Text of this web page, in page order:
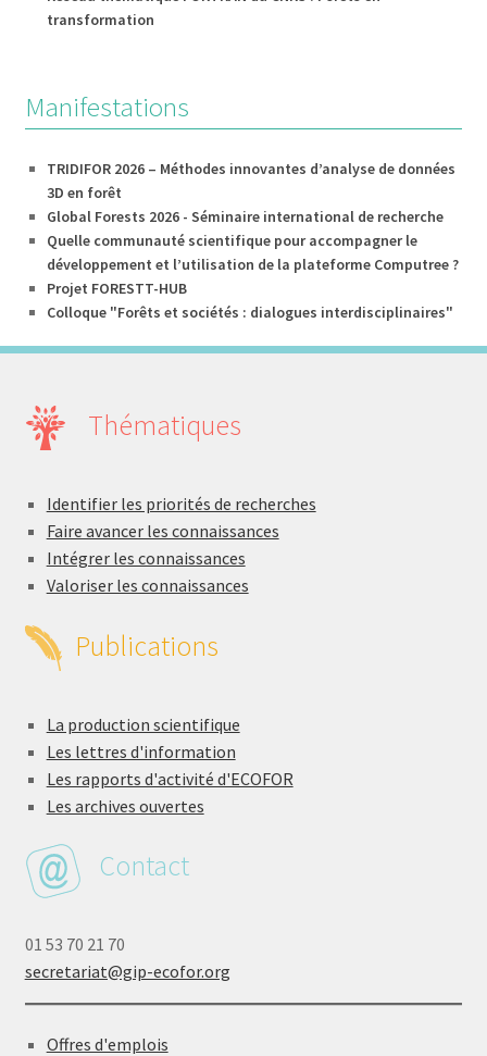
transformation
Manifestations
TRIDIFOR 2026 – Méthodes innovantes d’analyse de données
3D en forêt
Global Forests 2026 - Séminaire international de recherche
Quelle communauté scientifique pour accompagner le
développement et l’utilisation de la plateforme Computree ?
Projet FORESTT-HUB
Colloque "Forêts et sociétés : dialogues interdisciplinaires"
Thématiques
Identifier les priorités de recherches
Faire avancer les connaissances
Intégrer les connaissances
Valoriser les connaissances
Publications
La production scientifique
Les lettres d'information
Les rapports d'activité d'ECOFOR
Les archives ouvertes
Contact
01 53 70 21 70
secretariat@gip-ecofor.org
Offres d'emplois